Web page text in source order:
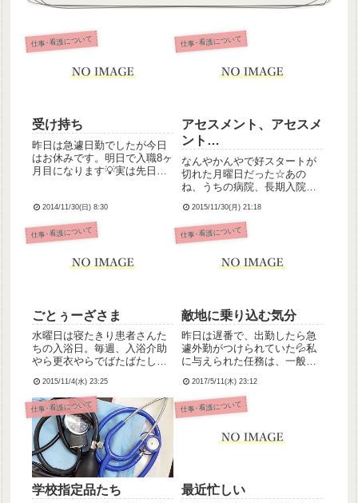
仕事･看護について
受け持ち
昨日は急遽日勤でしたが今日
はお休みです。明日で入職8ヶ
月目になります💡実は先日、
慣れていないので2人からで
す。そういえば去年の11月も
「看護の統合と実践」の実習
で、同時に2人の患者さん受
2014/11/30(日) 8:30
仕事･看護について
アセスメント、アセスメ
ント…
なんやかんやで好スタートが
切れた月曜日だった☆あの
ね、うちの病院、長期入院の
日は長めのスパン(数ヶ月越し
とか)で設定するのですよ。
で、先日がその評価日だった
て。また今日から新たな計画
2015/11/30(月) 21:18
仕事･看護について
ごとぅーざさま
水曜日は寝たきり患者さんた
ちの入浴日。毎週、入浴介助
やら更衣やらでばたばたしま
日の診察にもよりけりです
が、12月中旬くらいまではま
だ午前のみの勤務になりそう
です。総師長曰く、今の精神
状態がベストであり私本来の
あるべ...
2015/11/4(水) 23:25
仕事･看護について
敵地に乗り込む気分
昨日は遅番で、出勤したら急
遽外勤がつけられていた💦私
に与えられた任務は、一般病
迎えに行くこと。(うちは単科
精神科病院なので、入院患者
さんの一般状態が悪くなって
病院に転院させることがたま
2017/5/11(木) 23:12
仕事･看護について
学校指定品たち
仕事･看護について
最近忙しい